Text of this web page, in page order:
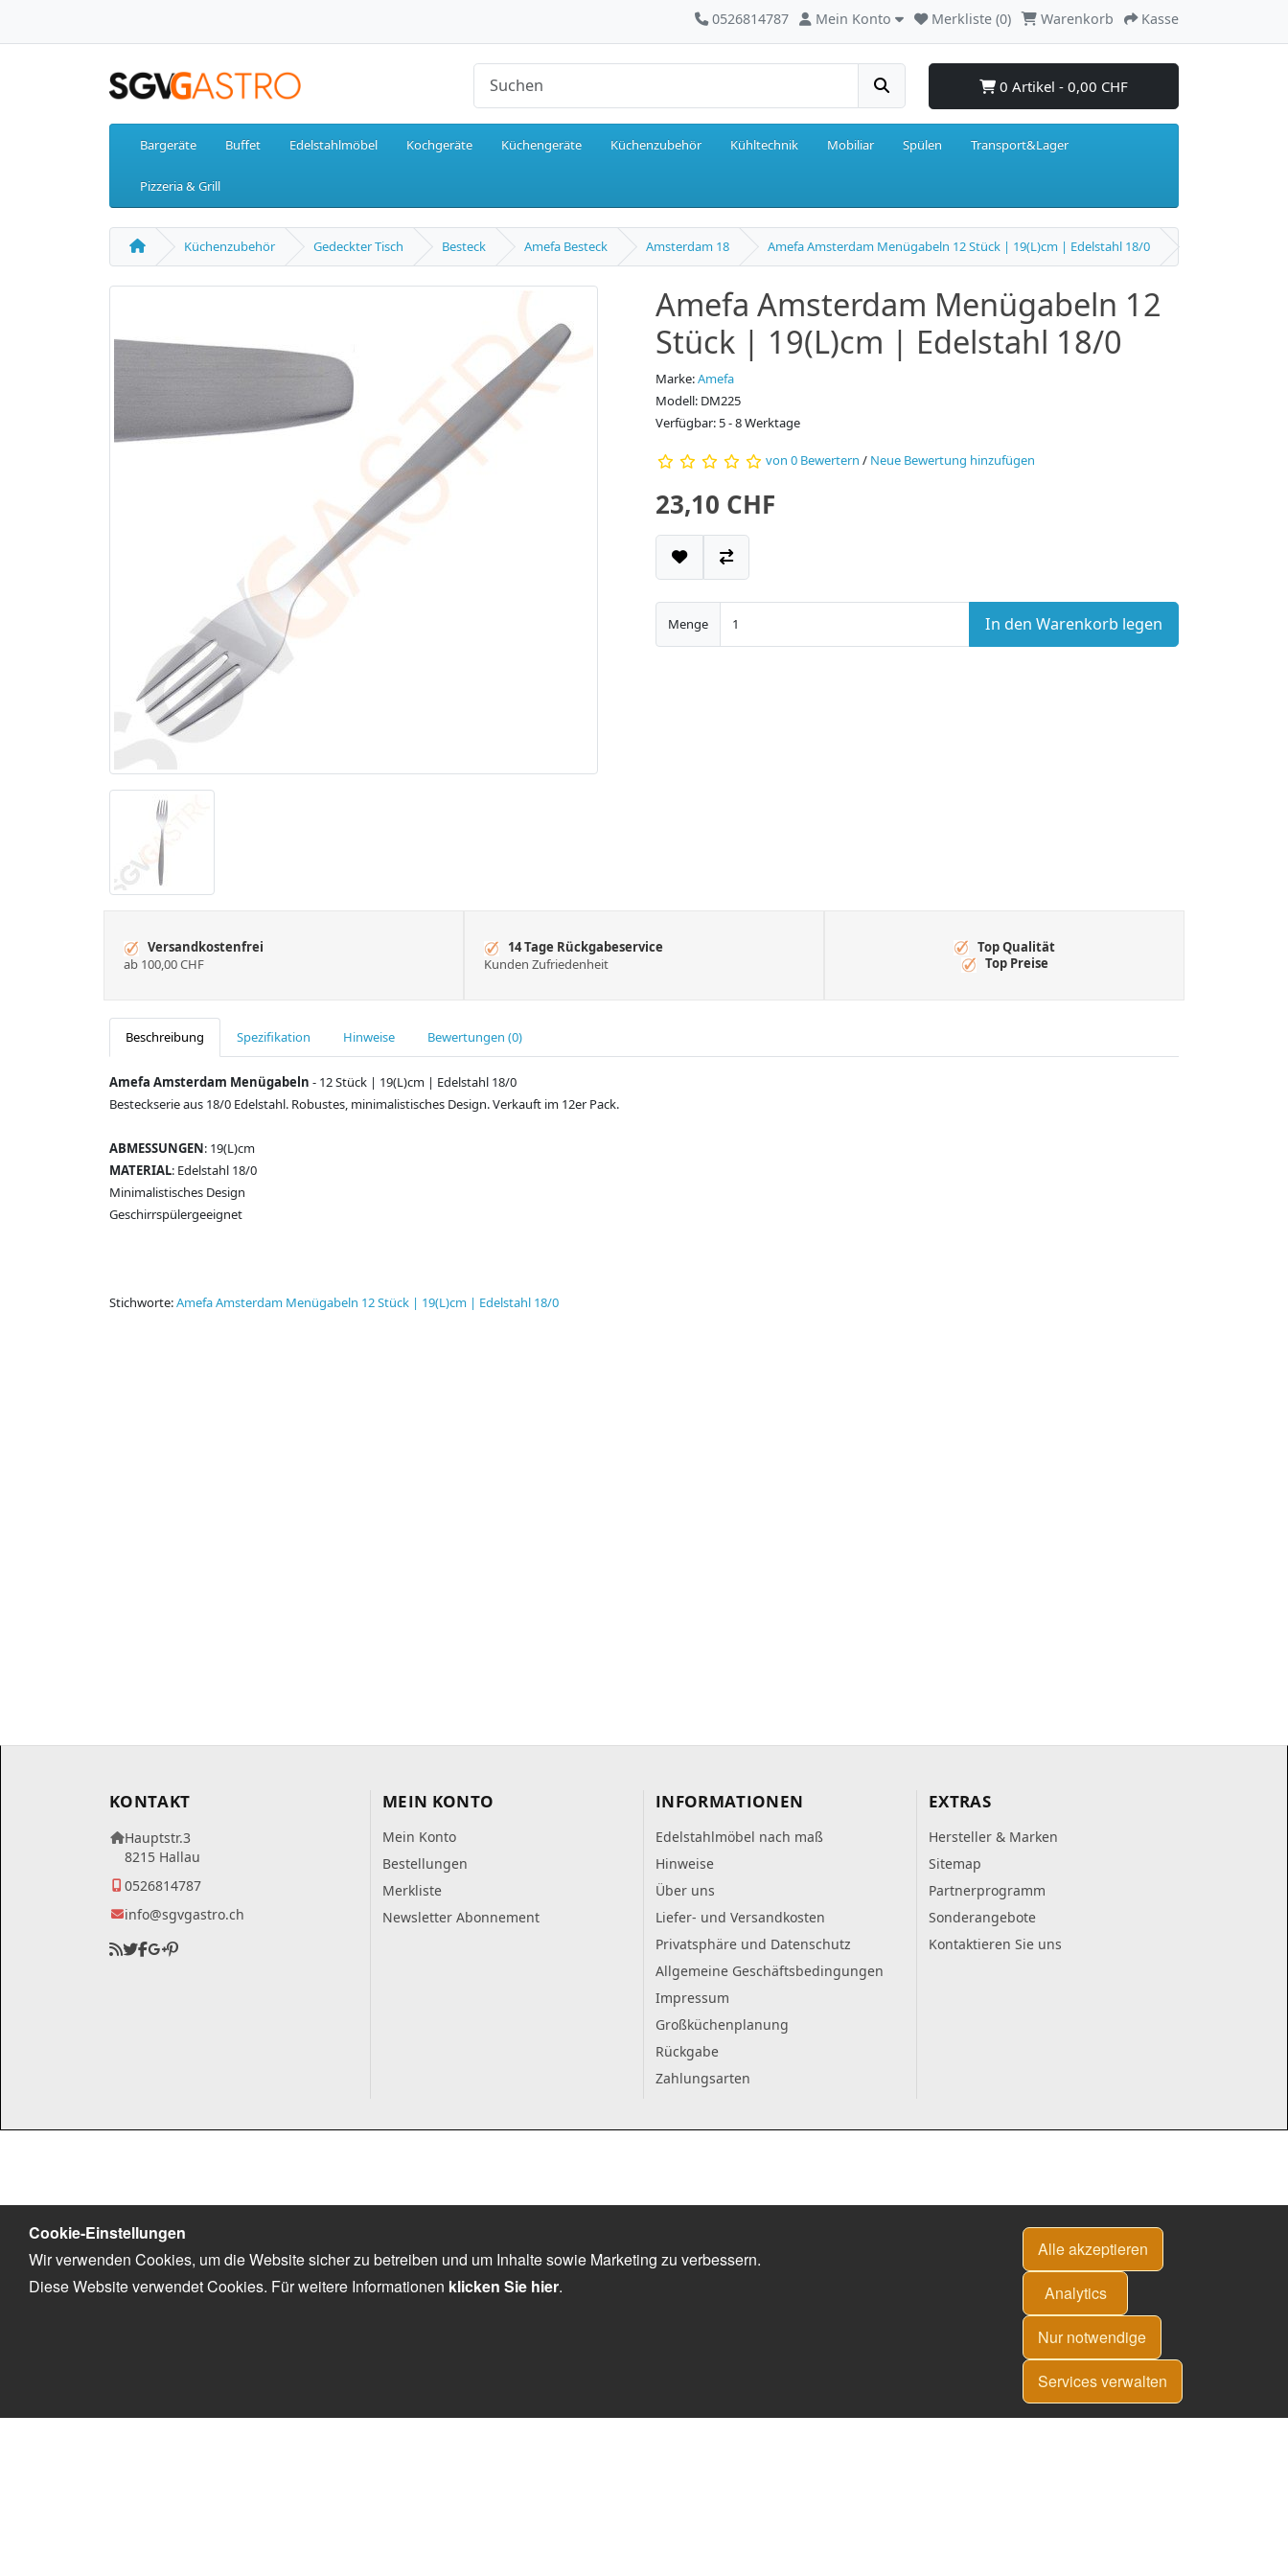
0526814787 Mein Konto Merkliste (0) Warenkorb Kasse
0 Artikel - 0,00 CHF
Bargeräte Buffet Edelstahlmöbel Kochgeräte Küchengeräte Küchenzubehör Kühltechnik Mobiliar Spülen Transport&Lager
Pizzeria & Grill
Küchenzubehör Gedeckter Tisch Besteck Amefa Besteck Amsterdam 18 Amefa Amsterdam Menügabeln 12 Stück | 19(L)cm | Edelstahl 18/0
Amefa Amsterdam Menügabeln 12
Stück | 19(L)cm | Edelstahl 18/0
Marke:Amefa
Modell: DM225
Verfügbar: 5 - 8 Werktage
von 0 Bewertern / Neue Bewertung hinzufügen
23,10 CHF
Menge In den Warenkorb legen
Versandkostenfrei
ab 100,00 CHF
14 Tage Rückgabeservice
Kunden Zufriedenheit
Top Qualität
Top Preise
Beschreibung Spezifikation Hinweise Bewertungen (0)
Amefa Amsterdam Menügabeln - 12 Stück | 19(L)cm | Edelstahl 18/0
Besteckserie aus 18/0 Edelstahl. Robustes, minimalistisches Design. Verkauft im 12er Pack.
ABMESSUNGEN: 19(L)cm
MATERIAL: Edelstahl 18/0
Minimalistisches Design
Geschirrspülergeeignet
Stichworte:Amefa Amsterdam Menügabeln 12 Stück | 19(L)cm | Edelstahl 18/0
KONTAKT
Hauptstr.3
8215 Hallau
0526814787
info@sgvgastro.ch
MEIN KONTO
Mein Konto
Bestellungen
Merkliste
Newsletter Abonnement
INFORMATIONEN
Edelstahlmöbel nach maß
Hinweise
Über uns
Liefer- und Versandkosten
Privatsphäre und Datenschutz
Allgemeine Geschäftsbedingungen
Impressum
Großküchenplanung
Rückgabe
Zahlungsarten
EXTRAS
Hersteller & Marken
Sitemap
Partnerprogramm
Sonderangebote
Kontaktieren Sie uns
Cookie-Einstellungen
Wir verwenden Cookies, um die Website sicher zu betreiben und um Inhalte sowie Marketing zu verbessern.
Diese Website verwendet Cookies. Für weitere Informationen klicken Sie hier.
Alle akzeptieren
Analytics
Nur notwendige
Services verwalten